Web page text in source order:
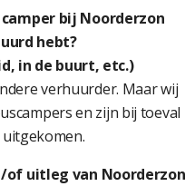
bij Noorderzon
hebt?
in de buurt, etc.)
verhuurder. Maar wij
en zijn bij toeval
of uitleg van Noorderzon